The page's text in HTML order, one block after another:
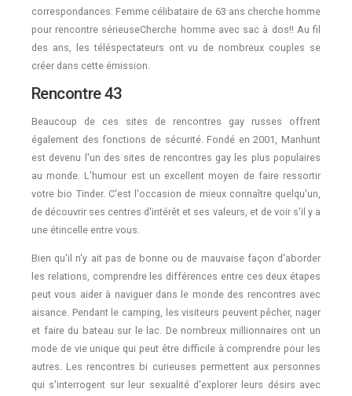
correspondances. Femme célibataire de 63 ans cherche homme
pour rencontre sérieuseCherche homme avec sac à dos!! Au fil
des ans, les téléspectateurs ont vu de nombreux couples se
créer dans cette émission.
Rencontre 43
Beaucoup de ces sites de rencontres gay russes offrent
également des fonctions de sécurité. Fondé en 2001, Manhunt
est devenu l'un des sites de rencontres gay les plus populaires
au monde. L'humour est un excellent moyen de faire ressortir
votre bio Tinder. C'est l'occasion de mieux connaître quelqu'un,
de découvrir ses centres d'intérêt et ses valeurs, et de voir s'il y a
une étincelle entre vous.
Bien qu'il n'y ait pas de bonne ou de mauvaise façon d'aborder
les relations, comprendre les différences entre ces deux étapes
peut vous aider à naviguer dans le monde des rencontres avec
aisance. Pendant le camping, les visiteurs peuvent pêcher, nager
et faire du bateau sur le lac. De nombreux millionnaires ont un
mode de vie unique qui peut être difficile à comprendre pour les
autres. Les rencontres bi curieuses permettent aux personnes
qui s'interrogent sur leur sexualité d'explorer leurs désirs avec